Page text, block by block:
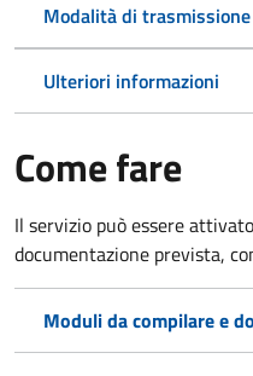
Modalità di
Ulteriori informazioni
Come fare
Il servizio può essere
documentazione prevista,
Moduli da compilare e